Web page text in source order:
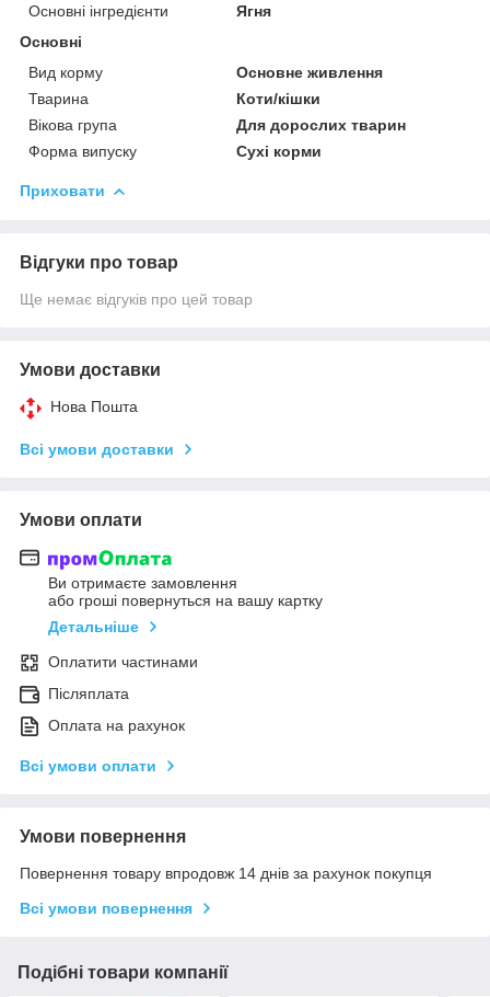
Основні інгредієнти
Ягня
Основні
Вид корму
Основне живлення
Тварина
Коти/кішки
Вікова група
Для дорослих тварин
Форма випуску
Сухі корми
Приховати
Відгуки про товар
Ще немає відгуків про цей товар
Умови доставки
Нова Пошта
Всі умови доставки
Умови оплати
Ви отримаєте замовлення
або гроші повернуться на вашу картку
Детальніше
Оплатити частинами
Післяплата
Оплата на рахунок
Всі умови оплати
Умови повернення
Повернення товару впродовж 14 днів за рахунок покупця
Всі умови повернення
Подібні товари компанії